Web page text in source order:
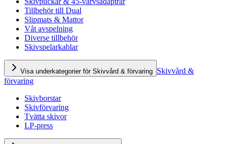
Tillbehör till Dual
Slipmats & Mattor
Våt avspelning
Diverse tillbehör
Skivspelarkablar
Visa underkategorier för Skivvård & förvaring Skivvård &
förvaring
Skivborstar
Skivförvaring
Tvätta skivor
LP-press